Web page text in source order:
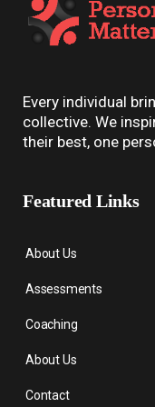
Every individual
collective. We
their best, one
Featured Links
About Us
Assessments
Coaching
About Us
Contact